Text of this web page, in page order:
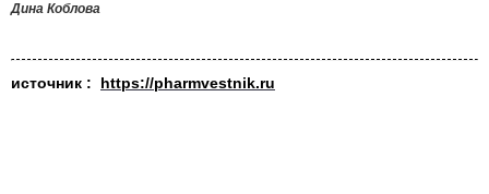
Дина Коблова
источник : https://pharmvestnik.ru